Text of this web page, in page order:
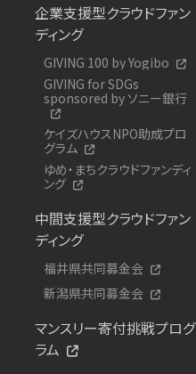
企業支援型クラウドファン
ディング
GIVING 100 by Yogibo
GIVING for SDGs
sponsored by ソニー銀行
ケイズハウスNPO助成プロ
グラム
ゆめ・まちクラウドファンディ
ング
中間支援型クラウドファン
ディング
福井県共同募金会
新潟県共同募金会
マンスリー寄付挑戦プログ
ラム